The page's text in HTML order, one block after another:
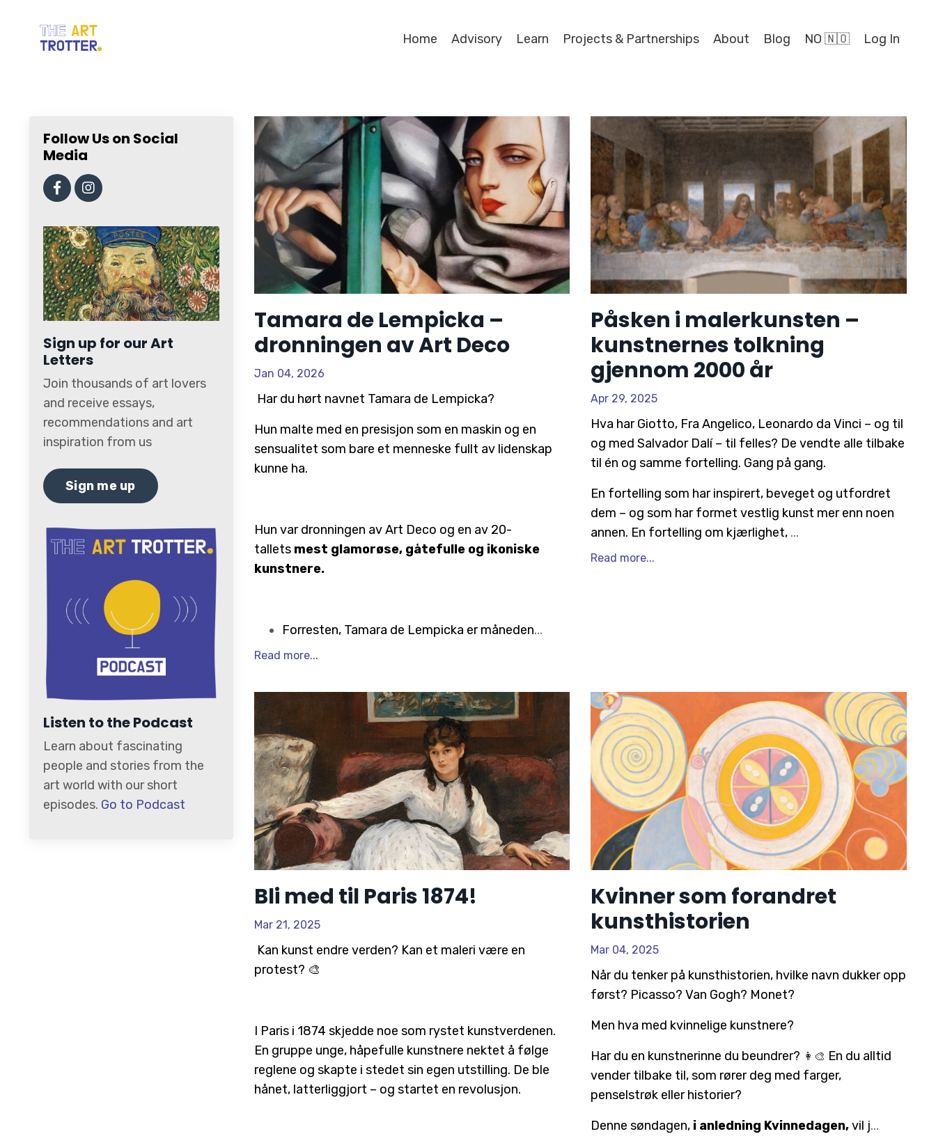
Home Advisory Learn Projects & Partnerships About Blog NO 🇳🇴 Log In
Tamara de Lempicka –
dronningen av Art Deco
Jan 04, 2026
Har du hørt navnet Tamara de Lempicka?
Hun malte med en presisjon som en maskin og en
sensualitet som bare et menneske fullt av lidenskap
kunne ha.
Hun vardronningen av Art Deco og en av 20-
talletsmest glamorøse, gåtefulle og ikoniske
kunstnere.
Forresten, Tamara de Lempicka er måneden...
Read more...
Påsken i malerkunsten –
kunstnernes tolkning
gjennom 2000 år
Apr 29, 2025
Hva har Giotto, Fra Angelico, Leonardo da Vinci – og til
og med Salvador Dalí – til felles? De vendte alle tilbake
til én og samme fortelling. Gang på gang.
En fortelling som har inspirert, beveget og utfordret
dem – og som har formet vestlig kunst mer enn noen
annen. En fortelling om kjærlighet, ...
Read more...
Bli med til Paris 1874!
Mar 21, 2025
Kan kunst endre verden? Kan et maleri være en
protest? 🎨
I Paris i 1874 skjedde noe som rystet kunstverdenen.
En gruppe unge, håpefulle kunstnere nektet å følge
reglene og skapte i stedet sin egen utstilling. De ble
hånet, latterliggjort – og startet en revolusjon.
Kvinner som forandret
kunsthistorien
Mar 04, 2025
Når du tenker på kunsthistorien, hvilke navn dukker opp
først? Picasso? Van Gogh? Monet?
Men hva med kvinnelige kunstnere?
Har du en kunstnerinne du beundrer? 👩‍🎨 En du alltid
vender tilbake til, som rører deg med farger,
penselstrøk eller historier?
Denne søndagen, i anledning Kvinnedagen,vil j...
Follow Us on Social
Media
Sign up for our Art
Letters
Join thousands of art lovers
and receive essays,
recommendations and art
inspiration from us
Sign me up
Listen to the Podcast
Learn about fascinating
people and stories from the
art world with our short
episodes. Go to Podcast